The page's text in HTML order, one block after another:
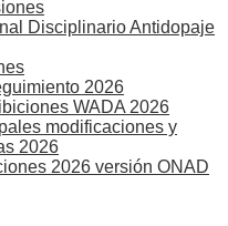
Disciplinario Antidopaje
2026
WADA 2026
modificaciones y
2026
2026 versión ONAD